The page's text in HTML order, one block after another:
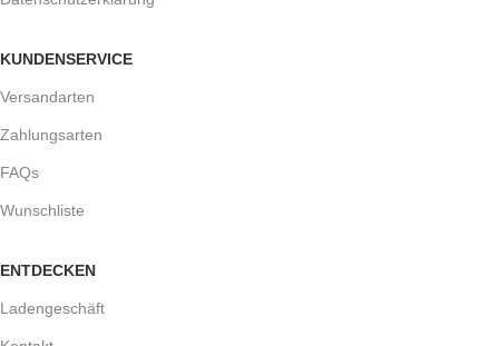
KUNDENSERVICE
Versandarten
Zahlungsarten
FAQs
Wunschliste
ENTDECKEN
Ladengeschäft